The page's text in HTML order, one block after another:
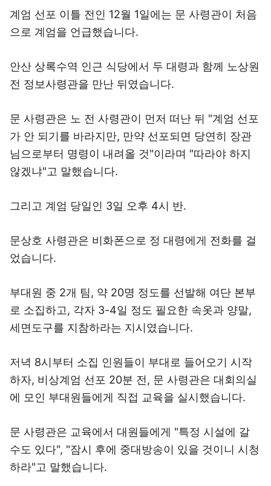
계엄 선포 이틀 전인 12월 1일에는 문 사령관이 처음
으로 계엄을 언급했습니다.
안산 상록수역 인근 식당에서 두 대령과 함께 노상원
전 정보사령관을 만난 뒤였습니다.
문 사령관은 노 전 사령관이 먼저 떠난 뒤 "계엄 선포
가 안 되기를 바라지만, 만약 선포되면 당연히 장관
님으로부터 명령이 내려올 것"이라며 "따라야 하지
않겠냐"고 말했습니다.
그리고 계엄 당일인 3일 오후 4시 반.
문상호 사령관은 비화폰으로 정 대령에게 전화를 걸
었습니다.
부대원 중 2개 팀, 약 20명 정도를 선발해 여단 본부
로 소집하고, 각자 3-4일 정도 필요한 속옷과 양말,
세면도구를 지참하라는 지시였습니다.
저녁 8시부터 소집 인원들이 부대로 들어오기 시작
하자, 비상계엄 선포 20분 전, 문 사령관은 대회의실
에 모인 부대원들에게 직접 교육을 실시했습니다.
문 사령관은 교육에서 대원들에게 "특정 시설에 갈
수도 있다", "잠시 후에 중대방송이 있을 것이니 시청
하라"고 말했습니다.